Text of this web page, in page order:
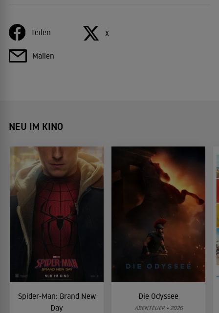
Teilen X
Mailen
NEU IM KINO
Spider-Man: Brand New
Day
Die Odyssee
ABENTEUER • 2026